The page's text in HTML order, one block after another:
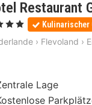
Bild
Restaurant
Kulinarischer
› Flevoland ›
Lage